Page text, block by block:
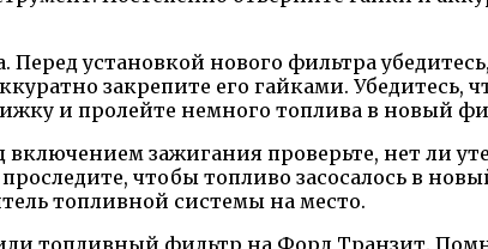
Перед установкой нового фильтра
закрепите его гайками. Убедитесь,
и пролейте немного топлива в новый
включением зажигания проверьте, нет ли
чтобы топливо засосалось в
топливной системы на место.
топливный фильтр на Форд Транзит.